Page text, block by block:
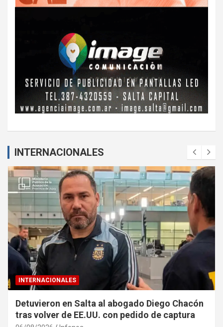
INTERNACIONALES
INTERNACIONALES
España se prepara para el eclipse solar total
del 12 de agosto